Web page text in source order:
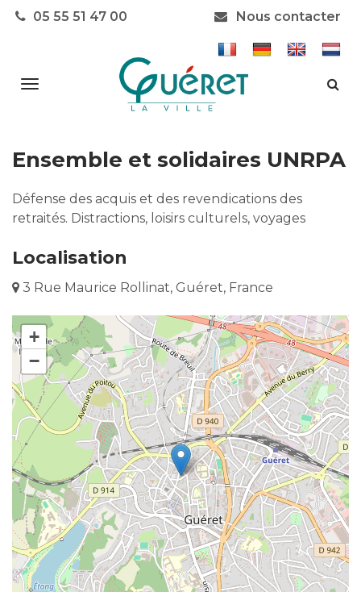
05 55 51 47 00 Nous contacter
Aller
Ensemble et solidaires UNRPA
Défense des acquis et des revendications des
retraités. Distractions, loisirs culturels, voyages
Localisation
3 Rue Maurice Rollinat, Guéret, France
+
−